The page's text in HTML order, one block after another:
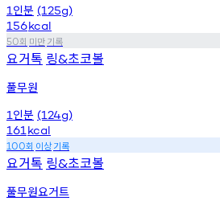
1 인분 (125g)
156kcal
50회 미만기록
요거톡 링&초코볼
풀무원
1 인분 (124g)
161 kcal
100회 이상기록
요거톡 링&초코볼
풀무원요거트